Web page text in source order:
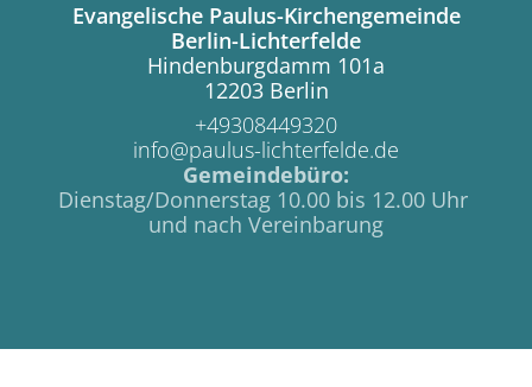
Evangelische Paulus-Kirchengemeinde
Berlin-Lichterfelde
Hindenburgdamm 101a
12203 Berlin
+49308449320
info@paulus-lichterfelde.de
Gemeindebüro:
Dienstag/Donnerstag 10.00 bis 12.00 Uhr
und nach Vereinbarung